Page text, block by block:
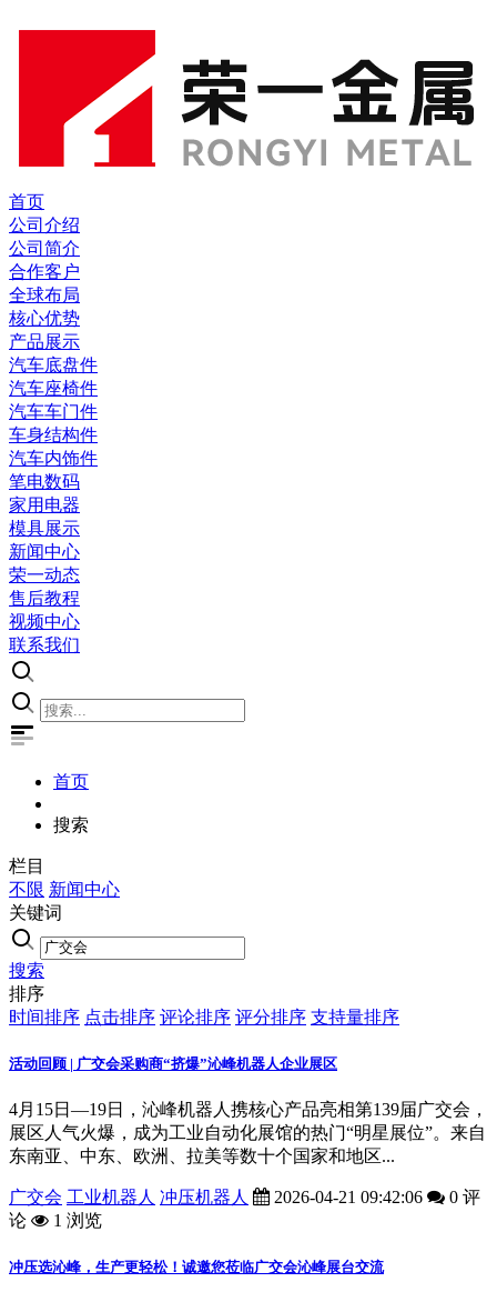
首页
公司介绍
公司简介
合作客户
全球布局
核心优势
产品展示
汽车底盘件
汽车座椅件
汽车车门件
车身结构件
汽车内饰件
笔电数码
家用电器
模具展示
新闻中心
荣一动态
售后教程
视频中心
联系我们
首页
搜索
栏目
不限 新闻中心
关键词
搜索
排序
时间排序 点击排序 评论排序 评分排序 支持量排序
活动回顾 | 广交会采购商“挤爆”沁峰机器人企业展区
4月15日—19日，沁峰机器人携核心产品亮相第139届广交会，
展区人气火爆，成为工业自动化展馆的热门“明星展位”。来自
东南亚、中东、欧洲、拉美等数十个国家和地区...
广交会 工业机器人 冲压机器人 2026-04-21 09:42:06
0 评
论
1 浏览
冲压选沁峰，生产更轻松！诚邀您莅临广交会沁峰展台交流